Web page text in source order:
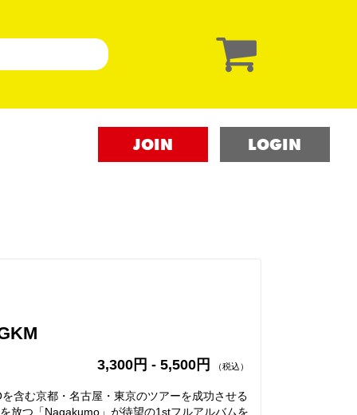
JOIN LOGIN
3,300円 - 5,500円 （税込）
含む京都・名古屋・東京のツアーを成功させる
放つ「Nagakumo」が待望の1stフルアルバムを